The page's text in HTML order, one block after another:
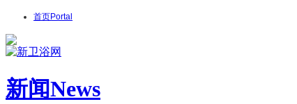
首页Portal
新闻News